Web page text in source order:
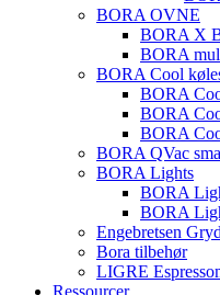
BORA OVNE
BORA X
BORA
BORA Cool
BORA
BORA
BORA
BORA QVac
BORA Lights
BORA
BORA
Engebretsen
Bora tilbehør
LIGRE
Ressourcer